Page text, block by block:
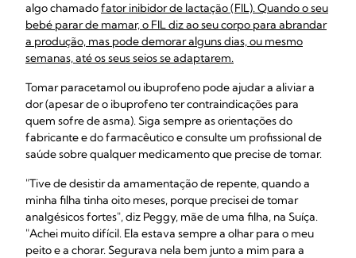
algo chamadofator inibidor de lactação (FIL). Quando o seu
bebé parar de mamar, o FIL diz ao seu corpo para abrandar
a produção, mas pode demorar alguns dias, ou mesmo
semanas, até os seus seios se adaptarem.
Tomar paracetamol ou ibuprofeno pode ajudar a aliviar a
dor (apesar de o ibuprofeno ter contraindicações para
quem sofre de asma). Siga sempre as orientações do
fabricante e do farmacêutico e consulte um profissional de
saúde sobre qualquer medicamento que precise de tomar.
"Tive de desistir da amamentação de repente, quando a
minha filha tinha oito meses, porque precisei de tomar
analgésicos fortes", diz Peggy, mãe de uma filha, na Suíça.
"Achei muito difícil. Ela estava sempre a olhar para o meu
peito e a chorar. Segurava nela bem junto a mim para a